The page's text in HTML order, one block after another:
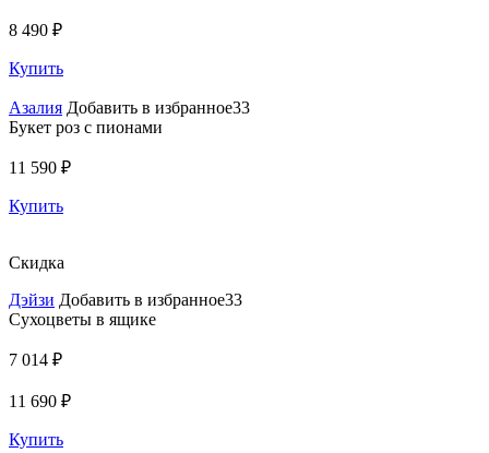
8 490 ₽
Купить
Азалия Добавить в избранное33
Букет роз с пионами
11 590 ₽
Купить
Скидка
Дэйзи Добавить в избранное33
Сухоцветы в ящике
7 014 ₽
11 690 ₽
Купить